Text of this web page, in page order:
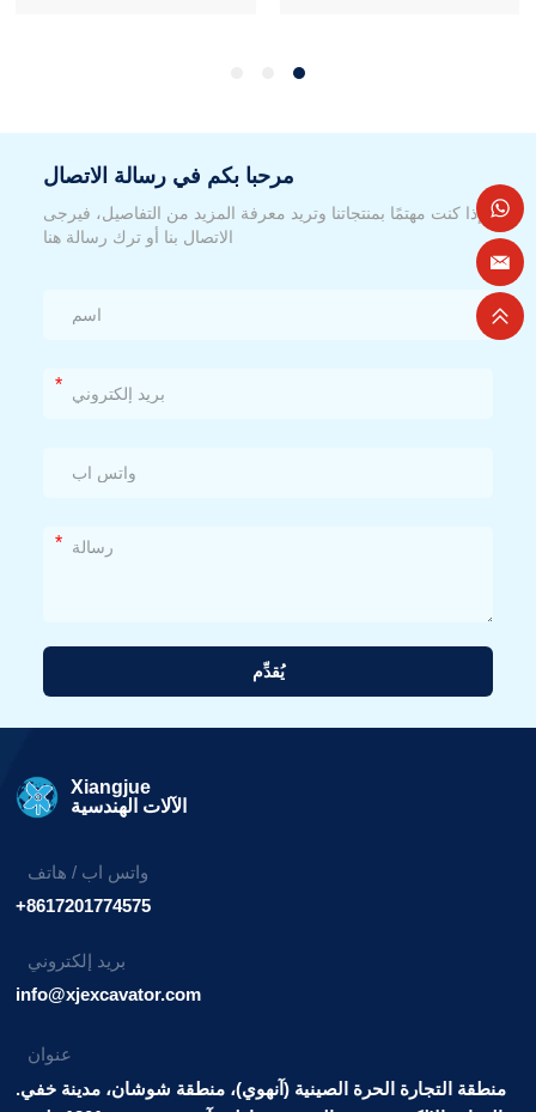
مرحبا بكم في رسالة الاتصال
إذا كنت مهتمًا بمنتجاتنا وتريد معرفة المزيد من التفاصيل، فيرجى
الاتصال بنا أو ترك رسالة هنا
*
*
يُقدِّم
Xiangjue
الآلات الهندسية
واتس اب / هاتف
+8617201774575
بريد إلكتروني
info@xjexcavator.com
عنوان
منطقة التجارة الحرة الصينية (آنهوي)، منطقة شوشان، مدينة خفي.